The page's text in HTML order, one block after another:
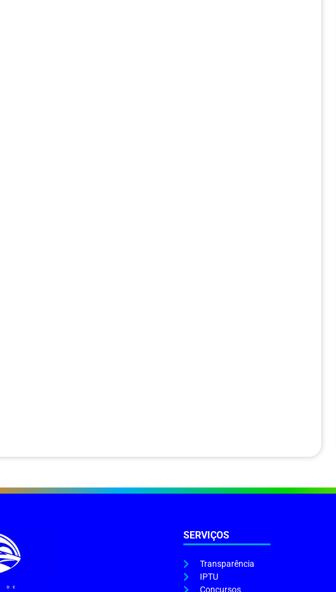
SERVIÇOS
Transparência
IPTU
Concursos